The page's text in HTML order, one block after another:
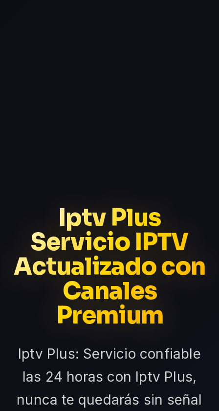
Iptv Plus
Servicio IPTV
Actualizado con
Canales
Premium
Iptv Plus: Servicio confiable
las 24 horas con Iptv Plus,
nunca te quedarás sin señal